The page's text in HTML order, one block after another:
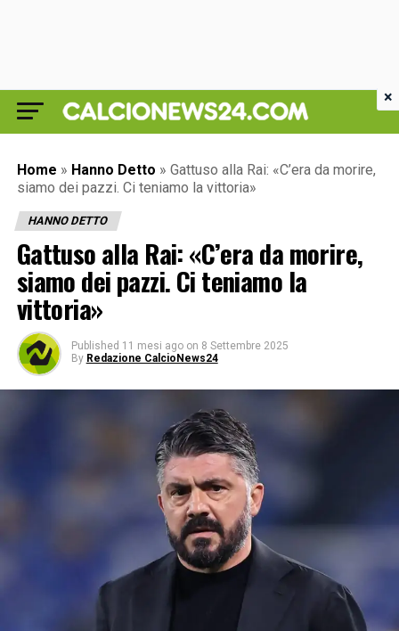
Home » Hanno Detto » Gattuso alla Rai: «C’era da morire,
siamo dei pazzi. Ci teniamo la vittoria»
HANNO DETTO
Gattuso alla Rai: «C’era da morire,
siamo dei pazzi. Ci teniamo la
vittoria»
Published 11 mesi ago on 8 Settembre 2025
By Redazione CalcioNews24
×